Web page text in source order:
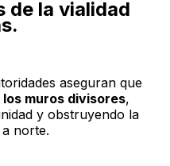
de la vialidad
aseguran que
muros divisores,
y obstruyendo la
norte.